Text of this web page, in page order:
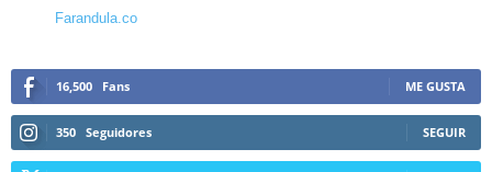
Farandula.co
16,500 Fans ME GUSTA
350 Seguidores SEGUIR